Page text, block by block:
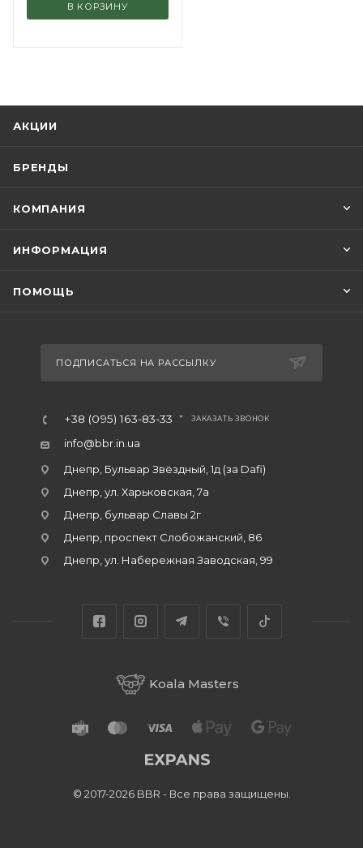
В КОРЗИНУ
АКЦИИ
БРЕНДЫ
КОМПАНИЯ
ИНФОРМАЦИЯ
ПОМОЩЬ
ПОДПИСАТЬСЯ НА РАССЫЛКУ
+38 (095) 163-83-33 ЗАКАЗАТЬ ЗВОНОК
info@bbr.in.ua
Днепр, Бульвар Звёздный, 1д (за Dafi)
Днепр, ул. Харьковская, 7а
Днепр, бульвар Славы 2г
Днепр, проспект Слобожанский, 86
Днепр, ул. Набережная Заводская, 99
Koala Masters
© 2017-2026 BBR - Все права защищены.